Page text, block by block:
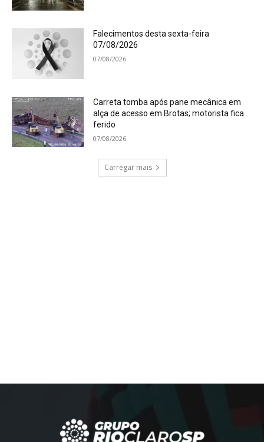
Falecimentos desta sexta-feira
07/08/2026
07/08/2026
Carreta tomba após pane mecânica em
alça de acesso em Brotas; motorista fica
ferido
07/08/2026
Carregar mais